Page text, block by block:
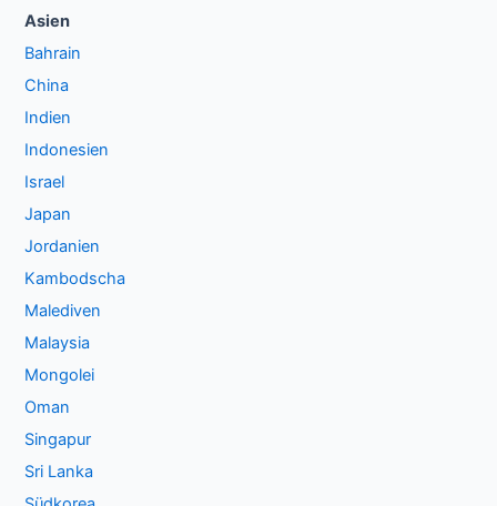
Asien
Bahrain
China
Indien
Indonesien
Israel
Japan
Jordanien
Kambodscha
Malediven
Malaysia
Mongolei
Oman
Singapur
Sri Lanka